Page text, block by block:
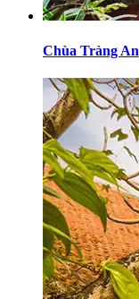
Chùa Tràng An